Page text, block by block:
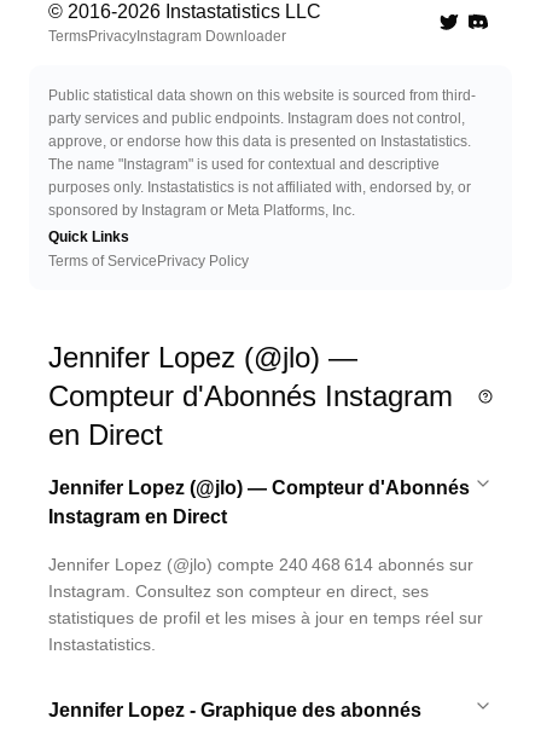
© 2016-2026 Instastatistics LLC
TermsPrivacy Instagram Downloader TwitterDiscord
Public statistical data shown on this website is sourced from third-
party services and public endpoints. Instagram does not control,
approve, or endorse how this data is presented on Instastatistics.
The name "Instagram" is used for contextual and descriptive
purposes only. Instastatistics is not affiliated with, endorsed by, or
sponsored by Instagram or Meta Platforms, Inc.
Quick Links
Terms of Service Privacy Policy
Jennifer Lopez (@jlo) —
Compteur d'Abonnés Instagram
en Direct
Jennifer Lopez (@jlo) — Compteur d'Abonnés
Instagram en Direct
Jennifer Lopez (@jlo) compte 240 468 614 abonnés sur
Instagram. Consultez son compteur en direct, ses
statistiques de profil et les mises à jour en temps réel sur
Instastatistics.
Jennifer Lopez - Graphique des abonnés